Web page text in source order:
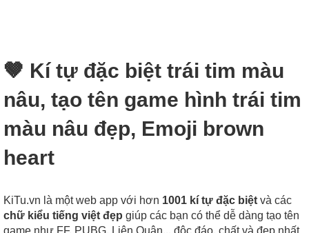
🤎 Kí tự đặc biệt trái tim màu
nâu, tạo tên game hình trái tim
màu nâu đẹp, Emoji brown
heart
KiTu.vn là một web app với hơn 1001 kí tự đặc biệt và các
chữ kiểu tiếng việt đẹp giúp các bạn có thể dễ dàng tạo tên
game như FF, PUBG, Liên Quân... độc đáo, chất và đẹp nhất